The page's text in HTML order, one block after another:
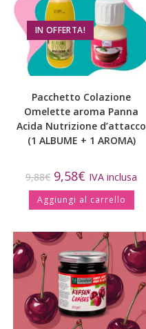
IN OFFERTA!
Pacchetto Colazione
Omelette aroma Panna
Acida Nutrizione d’attacco
(1 ALBUME + 1 AROMA)
9,88€ 9,58€ IVA inclusa
Aggiungi al carrello